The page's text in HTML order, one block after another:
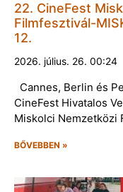
22. CineFest
Filmfesztivál-
12.
2026. július. 26. 00:24
Cannes, Berlin és
CineFest Hivatalos
Miskolci Nemzetközi
BŐVEBBEN »